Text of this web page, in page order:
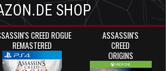
SHOP
CREED ROGUE
REMASTERED
ASSASSIN'S
CREED
ORIGINS